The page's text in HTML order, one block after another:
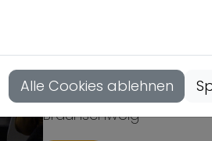
„Solidarität,
Tagung des Netzwerks
Braunschweig
Alle Cookies ablehnen